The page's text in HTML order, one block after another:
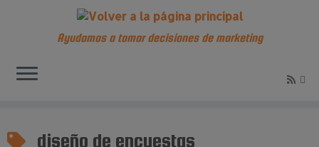
al
Ayudamos a tomar decisiones de marketing
diseño de encuestas